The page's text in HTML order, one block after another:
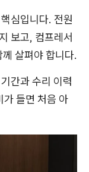
심입니다. 전원
보고, 컴프레서
살펴야 합니다.
간과 수리 이력
가 들면 처음 아